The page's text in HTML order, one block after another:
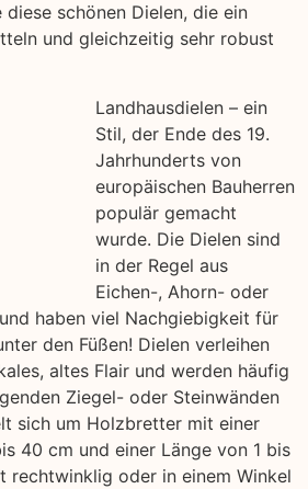
schönen Dielen, die ein
und gleichzeitig sehr robust
Landhausdielen – ein
Stil, der Ende des 19.
Jahrhunderts von
europäischen Bauherren
populär gemacht
wurde. Die Dielen sind
in der Regel aus
Eichen-, Ahorn- oder
haben viel Nachgiebigkeit für
den Füßen! Dielen verleihen
altes Flair und werden häufig
Ziegel- oder Steinwänden
sich um Holzbretter mit einer
40 cm und einer Länge von 1 bis
rechtwinklig oder in einem Winkel